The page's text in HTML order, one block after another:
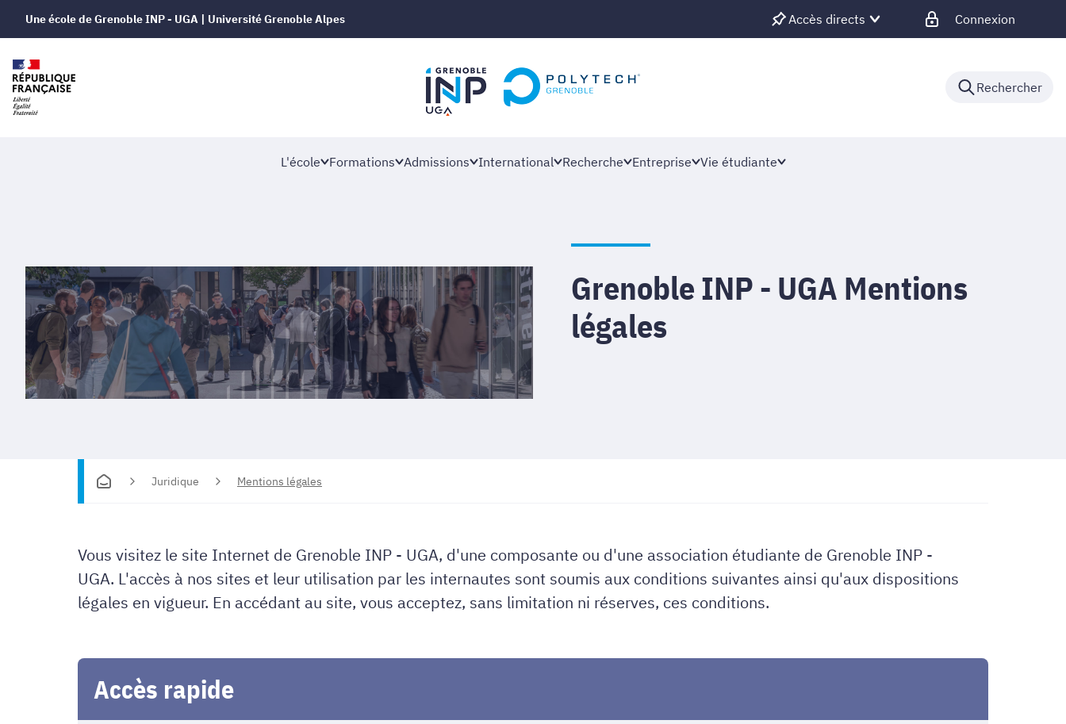
Une école de Grenoble INP - UGA | Université Grenoble Alpes Accès directs Connexion
Rechercher
L'école Formations Admissions International Recherche Entreprise Vie étudiante
Grenoble INP - UGA Mentions
légales
Juridique Mentions légales
Vous visitez le site Internet de Grenoble INP - UGA, d'une composante ou d'une association étudiante de Grenoble INP -
UGA. L'accès à nos sites et leur utilisation par les internautes sont soumis aux conditions suivantes ainsi qu'aux dispositions
légales en vigueur. En accédant au site, vous acceptez, sans limitation ni réserves, ces conditions.
Accès rapide